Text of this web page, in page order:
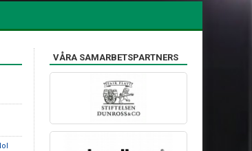
VÅRA SAMARBETSPARTNERS